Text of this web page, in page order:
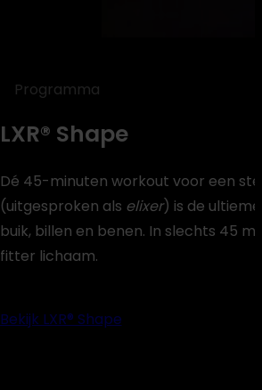
Programma
LXR® Shape
Dé 45-minuten workout voor een
(uitgesproken als elixer) is de
buik, billen en benen. In slechts 45
fitter lichaam.
Bekijk LXR® Shape